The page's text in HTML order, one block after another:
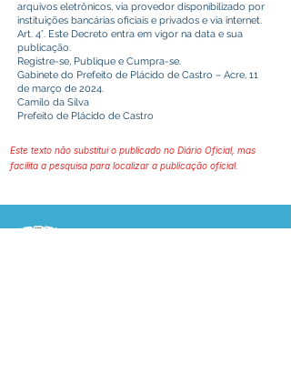
arquivos eletrônicos, via provedor disponibilizado por
instituições bancárias oficiais e privados e via internet.
Art. 4°. Este Decreto entra em vigor na data e sua
publicação.
Registre-se, Publique e Cumpra-se.
Gabinete do Prefeito de Plácido de Castro – Acre, 11
de março de 2024.
Camilo da Silva
Prefeito de Plácido de Castro
Este texto não substitui o publicado no Diário Oficial, mas
facilita a pesquisa para localizar a publicação oficial.